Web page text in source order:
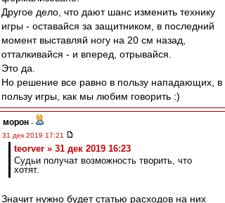
Другое дело, что дают шанс изменить технику
игры - оставайся за защитником, в последний
момент выставляй ногу на 20 см назад,
отталкивайся - и вперед, отрывайся.
Это да.
Но решение все равно в пользу нападающих, в
пользу игры, как мы любим говорить :)
морон -
31 дек 2019 17:21
teorver » 31 дек 2019 16:23
Судьи получат возможность творить, что
хотят.
Значит нужно будет статью расходов на них